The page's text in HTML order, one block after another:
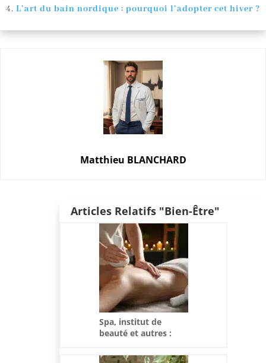
Articles Relatifs "Bien-Être"
Spa, institut de
beauté et autres :
pour vous !
L’art du bain nordique : pourquoi l’adopter cet hiver ?
Matthieu BLANCHARD